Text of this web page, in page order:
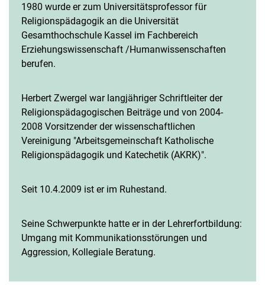
1980 wurde er zum Universitätsprofessor für
Religionspädagogik an die Universität
Gesamthochschule Kassel im Fachbereich
Erziehungswissenschaft /Humanwissenschaften
berufen.
Herbert Zwergel war langjähriger Schriftleiter der
Religionspädagogischen Beiträge und von 2004-
2008 Vorsitzender der wissenschaftlichen
Vereinigung "Arbeitsgemeinschaft Katholische
Religionspädagogik und Katechetik (AKRK)".
Seit 10.4.2009 ist er im Ruhestand.
Seine Schwerpunkte hatte er in der Lehrerfortbildung:
Umgang mit Kommunikationsstörungen und
Aggression, Kollegiale Beratung.